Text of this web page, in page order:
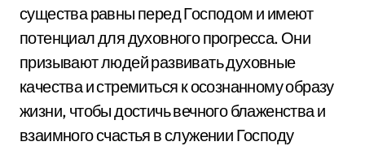
существа равны перед Господом и имеют
потенциал для духовного прогресса. Они
призывают людей развивать духовные
качества и стремиться к осознанному образу
жизни, чтобы достичь вечного блаженства и
взаимного счастья в служении Господу